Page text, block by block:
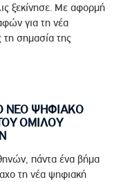
ξεκίνησε. Με αφορμή
για τη νέα
τη σημασία της
ΝΕΟ ΨΗΦΙΑΚΟ
ΟΜΙΛΟΥ
πάντα ένα βήμα
τη νέα ψηφιακή